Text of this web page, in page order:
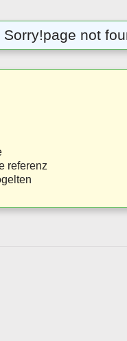
Sorry!page not
referenz